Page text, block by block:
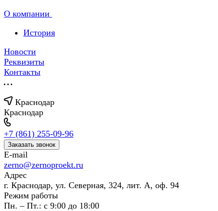
О компании
История
Новости
Реквизиты
Контакты
Краснодар
Краснодар
+7 (861) 255-09-96
Заказать звонок
E-mail
zerno@zernoproekt.ru
Адрес
г. Краснодар, ул. Северная, 324, лит. А, оф. 94
Режим работы
Пн. – Пт.: с 9:00 до 18:00